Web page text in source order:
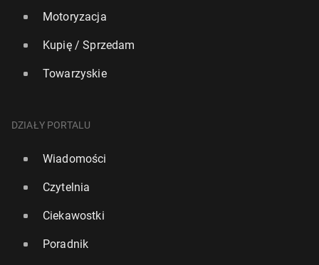
Motoryzacja
Kupię / Sprzedam
Towarzyskie
DZIAŁY PORTALU
Wiadomości
Czytelnia
Ciekawostki
Poradnik